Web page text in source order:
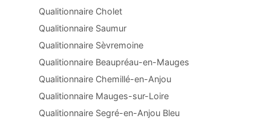
Qualitionnaire Cholet
Qualitionnaire Saumur
Qualitionnaire Sèvremoine
Qualitionnaire Beaupréau-en-Mauges
Qualitionnaire Chemillé-en-Anjou
Qualitionnaire Mauges-sur-Loire
Qualitionnaire Segré-en-Anjou Bleu